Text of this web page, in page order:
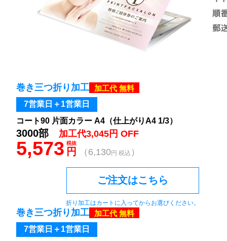
巻き三つ折り加工
加工代 無料
7営業日＋1営業日
コート90 片面カラー A4（仕上がりA4 1/3）
3000部 加工代3,045円 OFF
5,573 円
税抜
（6,130円 税込 ）
ご注文はこちら
折り加工はカートに入ってからお選びください。
巻き三つ折り加工
加工代 無料
7営業日＋1営業日